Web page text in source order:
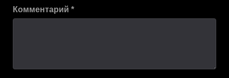
Комментарий *